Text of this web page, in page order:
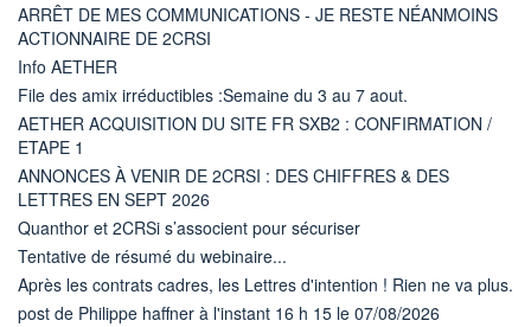
ARRÊT DE MES COMMUNICATIONS - JE RESTE NÉANMOINS
ACTIONNAIRE DE 2CRSI
Info AETHER
File des amix irréductibles :Semaine du 3 au 7 aout.
AETHER ACQUISITION DU SITE FR SXB2 : CONFIRMATION /
ETAPE 1
ANNONCES À VENIR DE 2CRSI : DES CHIFFRES & DES
LETTRES EN SEPT 2026
Quanthor et 2CRSi s’associent pour sécuriser
Tentative de résumé du webinaire...
Après les contrats cadres, les Lettres d'intention ! Rien ne va plus.
post de Philippe haffner à l'instant 16 h 15 le 07/08/2026